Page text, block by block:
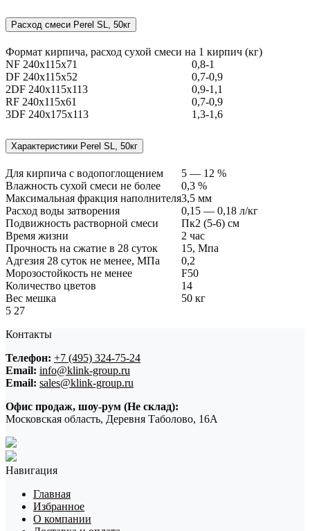
Расход смеси Perel SL, 50кг
Формат кирпича, расход сухой смеси на 1 кирпич (кг)
NF 240x115x71
0,8-1
DF 240x115x52
0,7-0,9
2DF 240x115x113
0,9-1,1
RF 240x115x61
0,7-0,9
3DF 240x175x113
1,3-1,6
Характеристики Perel SL, 50кг
Для кирпича с водопоглощением
5 — 12 %
Влажность сухой смеси не более
0,3 %
Максимальная фракция наполнителя3,5 мм
Расход воды затворения
0,15 — 0,18 л/кг
Подвижность растворной смеси
Пк2 (5-6) см
Время жизни
2 час
Прочность на сжатие в 28 суток
15, Мпа
Адгезия 28 суток не менее, МПа
0,2
Морозостойкость не менее
F50
Количество цветов
14
Вес мешка
50 кг
5 27
Контакты
Телефон: +7 (495) 324-75-24
Email: info@klink-group.ru
Email: sales@klink-group.ru
Офис продаж, шоу-рум (Не склад):
Московская область, Деревня Таболово, 16А
Навигация
Главная
Избранное
О компании